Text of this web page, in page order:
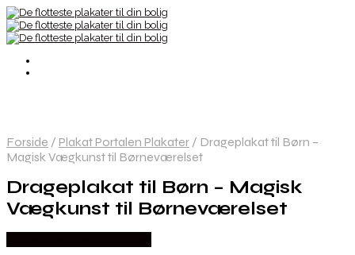
Forside / Plakat Portalen Plakater / Drageplakat til Børn –
Magisk Vægkunst til Børneværelset
Drageplakat til Børn – Magisk
Vægkunst til Børneværelset